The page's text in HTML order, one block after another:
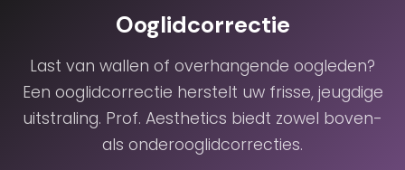
Ooglidcorrectie
Last van wallen of overhangende oogleden?
Een ooglidcorrectie herstelt uw frisse, jeugdige
uitstraling. Prof. Aesthetics biedt zowel boven-
als onderooglidcorrecties.